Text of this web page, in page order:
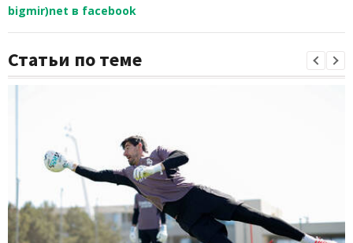
bigmir)net в facebook
Статьи по теме